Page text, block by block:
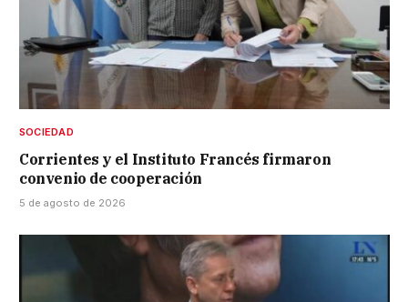
SOCIEDAD
Corrientes y el Instituto Francés firmaron
convenio de cooperación
5 de agosto de 2026